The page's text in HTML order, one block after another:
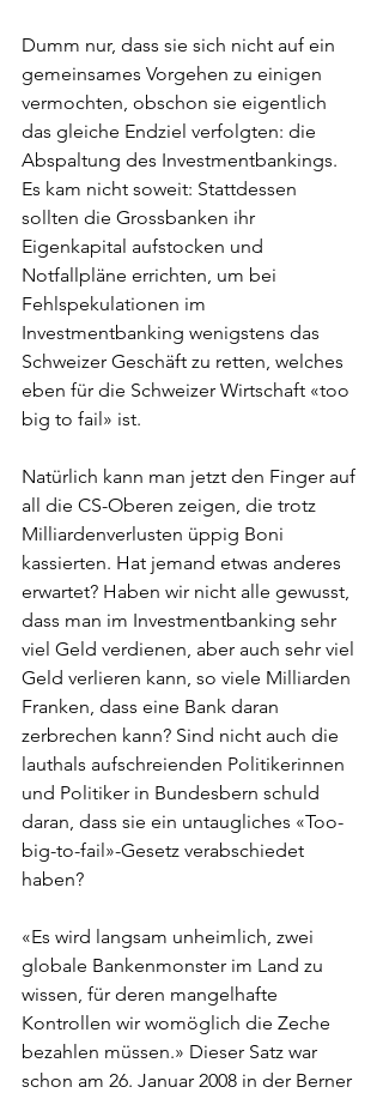
Dumm nur, dass sie sich nicht auf ein
gemeinsames Vorgehen zu einigen
vermochten, obschon sie eigentlich
das gleiche Endziel verfolgten: die
Abspaltung des Investmentbankings.
Es kam nicht soweit: Stattdessen
sollten die Grossbanken ihr
Eigenkapital aufstocken und
Notfallpläne errichten, um bei
Fehlspekulationen im
Investmentbanking wenigstens das
Schweizer Geschäft zu retten, welches
eben für die Schweizer Wirtschaft «too
big to fail» ist.
Natürlich kann man jetzt den Finger auf
all die CS-Oberen zeigen, die trotz
Milliardenverlusten üppig Boni
kassierten. Hat jemand etwas anderes
erwartet? Haben wir nicht alle gewusst,
dass man im Investmentbanking sehr
viel Geld verdienen, aber auch sehr viel
Geld verlieren kann, so viele Milliarden
Franken, dass eine Bank daran
zerbrechen kann? Sind nicht auch die
lauthals aufschreienden Politikerinnen
und Politiker in Bundesbern schuld
daran, dass sie ein untaugliches «Too-
big-to-fail»-Gesetz verabschiedet
haben?
«Es wird langsam unheimlich, zwei
globale Bankenmonster im Land zu
wissen, für deren mangelhafte
Kontrollen wir womöglich die Zeche
bezahlen müssen.» Dieser Satz war
schon am 26. Januar 2008 in der Berner